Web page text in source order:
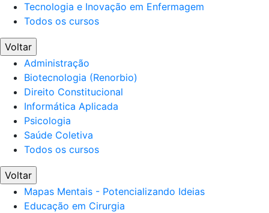
Tecnologia e Inovação em Enfermagem
Todos os cursos
Voltar
Administração
Biotecnologia (Renorbio)
Direito Constitucional
Informática Aplicada
Psicologia
Saúde Coletiva
Todos os cursos
Voltar
Mapas Mentais - Potencializando Ideias
Educação em Cirurgia